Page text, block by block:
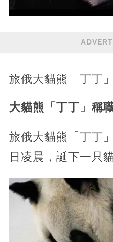
旅俄大貓熊「丁丁
大貓熊「丁丁」稱
旅俄大貓熊「丁丁
日凌晨，誕下一只